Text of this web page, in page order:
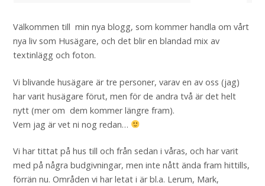
Välkommen till min nya blogg, som kommer handla om vårt
nya liv som Husägare, och det blir en blandad mix av
textinlägg och foton.
Vi blivande husägare är tre personer, varav en av oss (jag)
har varit husägare förut, men för de andra två är det helt
nytt (mer om dem kommer längre fram).
Vem jag är vet ni nog redan…
Vi har tittat på hus till och från sedan i våras, och har varit
med på några budgivningar, men inte nått ända fram hittills,
förrän nu. Områden vi har letat i är bl.a. Lerum, Mark,